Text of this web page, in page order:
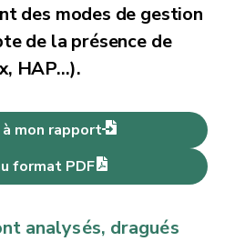
des modes de gestion
de la présence de
HAP…).
mon rapport
format PDF
analysés, dragués